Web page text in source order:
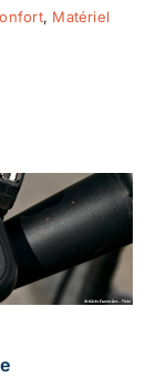
, Matériel